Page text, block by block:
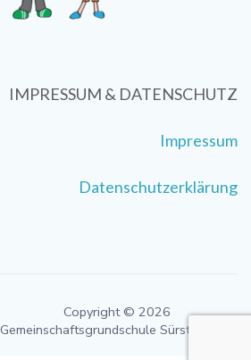
IMPRESSUM & DATENSCHUTZ
Impressum
Datenschutzerklärung
Copyright © 2026
Gemeinschaftsgrundschule Sürster Weg